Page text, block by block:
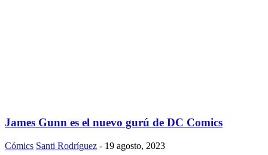
James Gunn es el nuevo gurú de DC Comics
Cómics Santi Rodríguez - 19 agosto, 2023